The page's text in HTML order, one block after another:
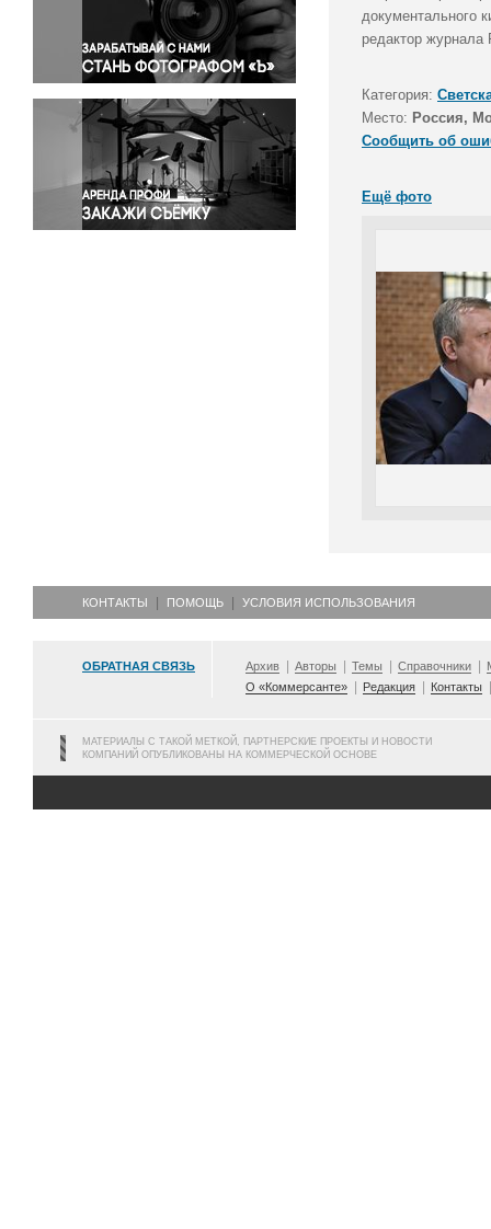
Правосудие
Происшествия и конфликты
Религия
Светская жизнь
Спорт
Экология
Экономика и бизнес
документального
редактор журнала
Категория:
Место: Россия,
Сообщить об
Ещё фото
КОНТАКТЫ ПОМОЩЬ УСЛОВИЯ ИСПОЛЬЗОВАНИЯ
ОБРАТНАЯ СВЯЗЬ Архив Авторы Темы Справочники
О «Коммерсанте»
Редакция Контакты
МАТЕРИАЛЫ С ТАКОЙ МЕТКОЙ, ПАРТНЕРСКИЕ ПРОЕКТЫ И НОВОСТИ
КОМПАНИЙ ОПУБЛИКОВАНЫ НА КОММЕРЧЕСКОЙ ОСНОВЕ